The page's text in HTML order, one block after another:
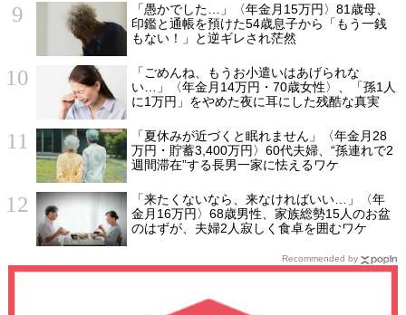
「愚かでした…」〈年金月15万円〉81歳母、
印鑑と通帳を預けた54歳息子から「もう一銭
もない！」と逆ギレされ茫然
「ごめんね、もうお小遣いはあげられな
い…」〈年金月14万円・70歳女性〉、「孫1人
に1万円」をやめた夜に耳にした残酷な真実
「夏休みが近づくと眠れません」〈年金月28
万円・貯蓄3,400万円〉60代夫婦、“孫連れで2
週間滞在”する長男一家に怯えるワケ
「来たくないなら、来なければいい…」〈年
金月16万円〉68歳男性、家族総勢15人のお盆
のはずが、夫婦2人寂しく食卓を囲むワケ
Recommended by